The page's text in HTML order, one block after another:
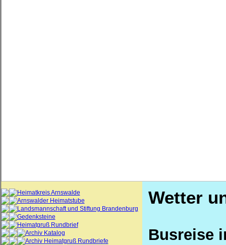
Heimatkreis Arnswalde
Arnswalder Heimatstube
Landsmannschaft und Stiftung Brandenburg
Gedenksteine
Heimatgruß Rundbrief
Archiv Katalog
Archiv Heimatgruß Rundbriefe
Wetter
Busreise